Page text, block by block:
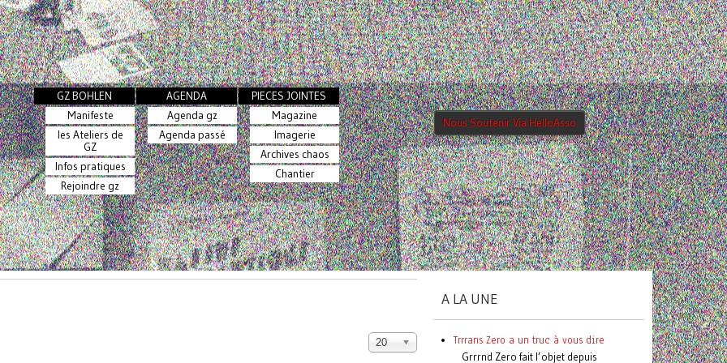
GZ BOHLEN
Manifeste
les Ateliers de
GZ
Infos pratiques
Rejoindre gz
AGENDA
Agenda gz
Agenda passé
PIECES JOINTES
Magazine
Imagerie
Archives chaos
Chantier
Nous Soutenir Via HelloAsso
20
A LA UNE
Trrrans Zero a un truc à vous dire
Grrrnd Zero fait l’objet depuis